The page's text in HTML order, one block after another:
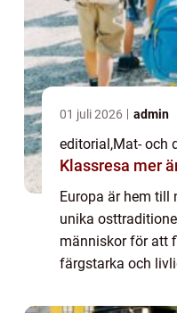
01 juli 2026 admin
editorial,Mat- och
Europa är hem till
unika
människor för att
färgstarka och